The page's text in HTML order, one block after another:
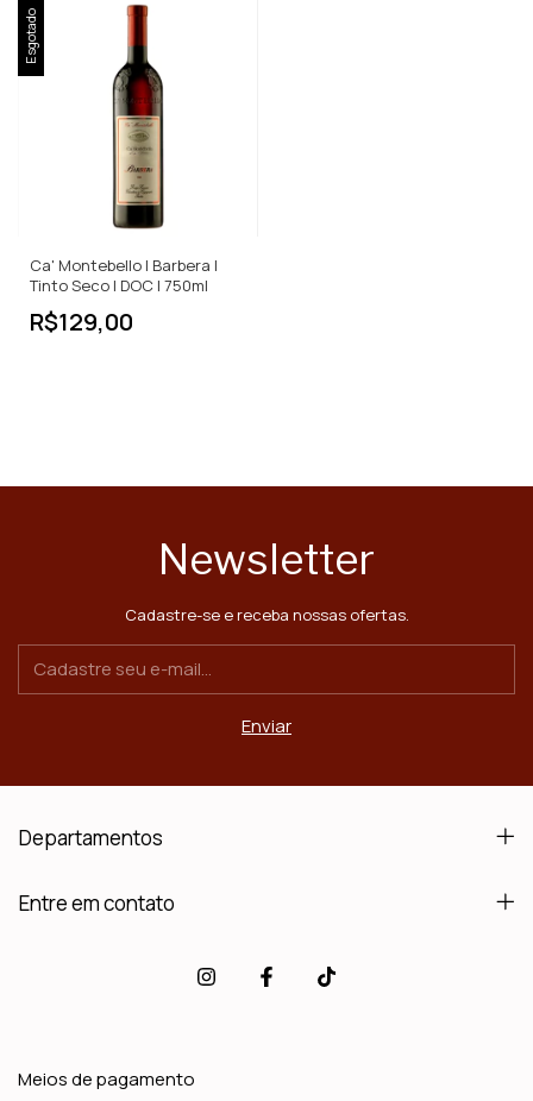
Esgotado
Ca' Montebello | Barbera |
Tinto Seco | DOC | 750ml
R$129,00
Newsletter
Cadastre-se e receba nossas ofertas.
Departamentos
Entre em contato
Meios de pagamento